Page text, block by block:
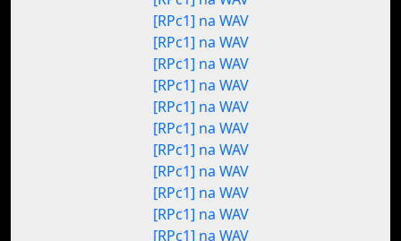
[RPc1] na WAV
[RPc1] na WAV
[RPc1] na WAV
[RPc1] na WAV
[RPc1] na WAV
[RPc1] na WAV
[RPc1] na WAV
[RPc1] na WAV
[RPc1] na WAV
[RPc1] na WAV
[RPc1] na WAV